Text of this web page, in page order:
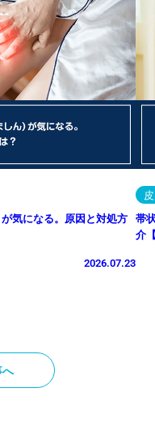
気になる。原因と対処方
2026.07.23
帯
介